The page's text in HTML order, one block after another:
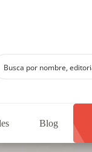
Blog